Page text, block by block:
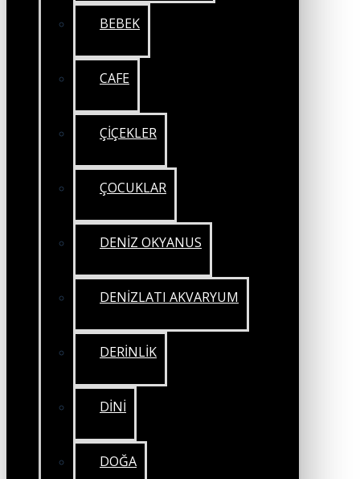
BEBEK
CAFE
ÇİÇEKLER
ÇOCUKLAR
DENİZ OKYANUS
DENİZLATI AKVARYUM
DERİNLİK
DİNİ
DOĞA